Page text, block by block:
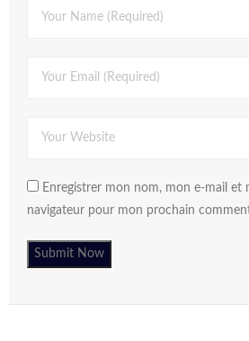
Enregistrer mon nom, mon e-mail et
navigateur pour mon prochain